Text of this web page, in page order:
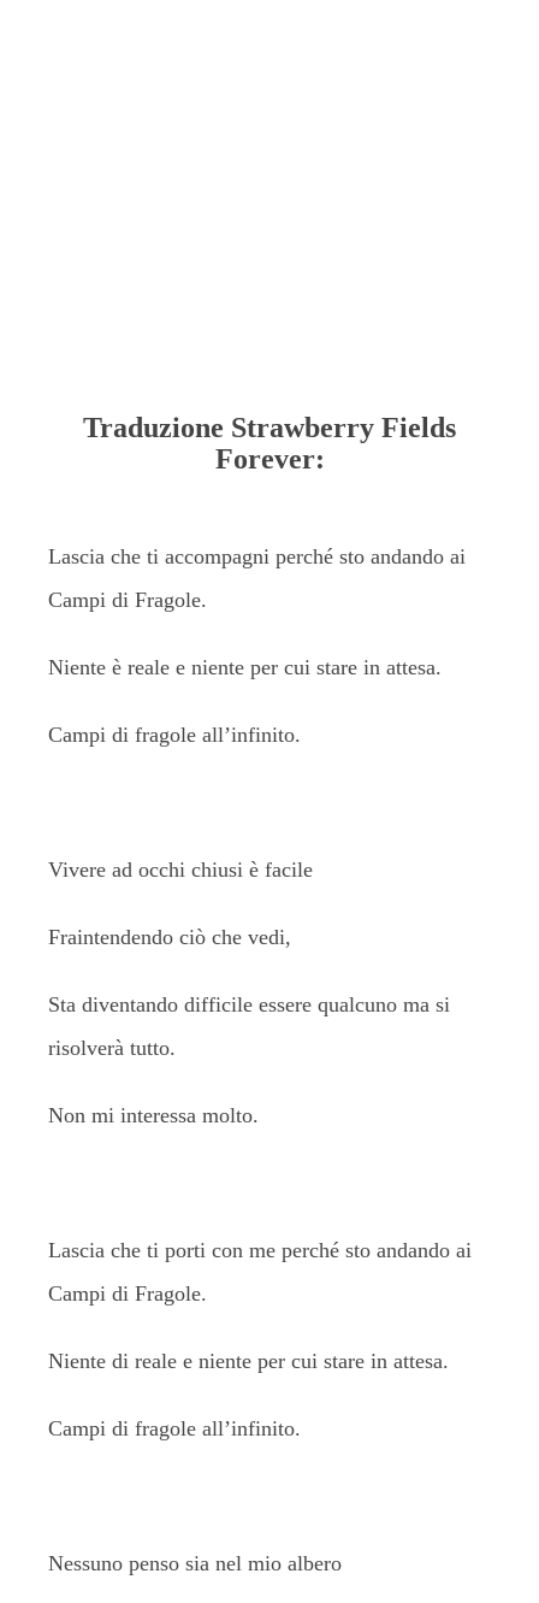
Traduzione Strawberry Fields
Forever:
Lascia che ti accompagni perché sto andando ai
Campi di Fragole.
Niente è reale e niente per cui stare in attesa.
Campi di fragole all’infinito.
Vivere ad occhi chiusi è facile
Fraintendendo ciò che vedi,
Sta diventando difficile essere qualcuno ma si
risolverà tutto.
Non mi interessa molto.
Lascia che ti porti con me perché sto andando ai
Campi di Fragole.
Niente di reale e niente per cui stare in attesa.
Campi di fragole all’infinito.
Nessuno penso sia nel mio albero